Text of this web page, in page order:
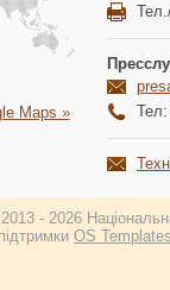
Maps »
Тел:
- 2026
OS Templates